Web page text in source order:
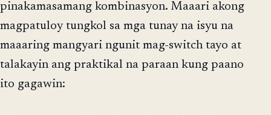
pinakamasamang kombinasyon. Maaari akong
magpatuloy tungkol sa mga tunay na isyu na
maaaring mangyari ngunit mag-switch tayo at
talakayin ang praktikal na paraan kung paano
ito gagawin: